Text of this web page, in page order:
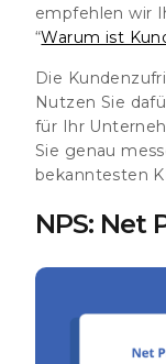
empfehlen wir
“Warum ist
Die
Nutzen Sie
für Ihr
Sie genau
bekanntesten
NPS: Net